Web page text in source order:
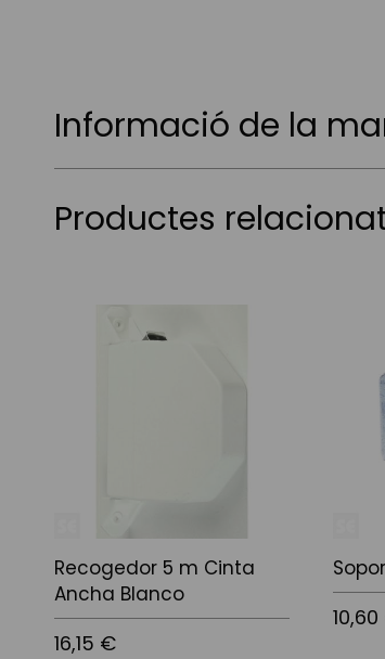
Informació de la
Productes
Recogedor 5 m Cinta
Ancha Blanco
16,15 €